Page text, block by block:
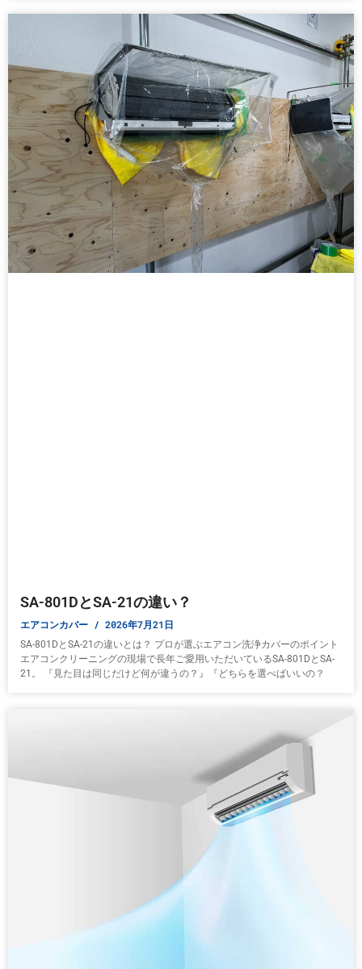
SA-801DとSA-21の違い？
エアコンカバー 2026年7月21日
SA-801DとSA-21の違いとは？ プロが選ぶエアコン洗浄カバーのポイント
エアコンクリーニングの現場で長年ご愛用いただいているSA-801DとSA-
21。 『見た目は同じだけど何が違うの？』『どちらを選べばいいの？